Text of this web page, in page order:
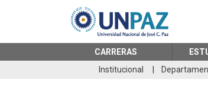
principal
CARRERAS
Institucional